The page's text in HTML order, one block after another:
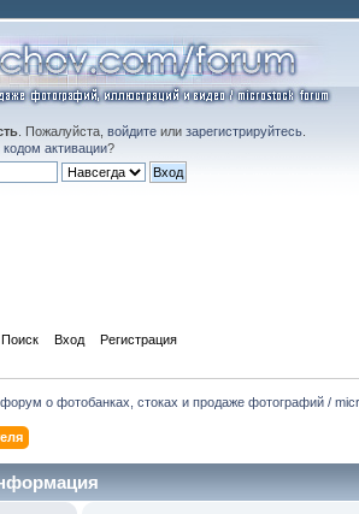
. Пожалуйста, войдитеили зарегистрируйтесь.
активации?
Поиск Вход Регистрация
о фотобанках, стоках и продаже фотографий /